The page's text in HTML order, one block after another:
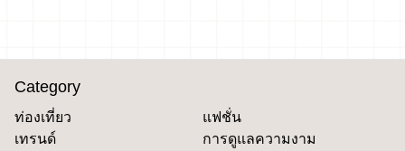
Category
ท่องเที่ยว
แฟชั่น
เทรนด์
การดูแลความงาม